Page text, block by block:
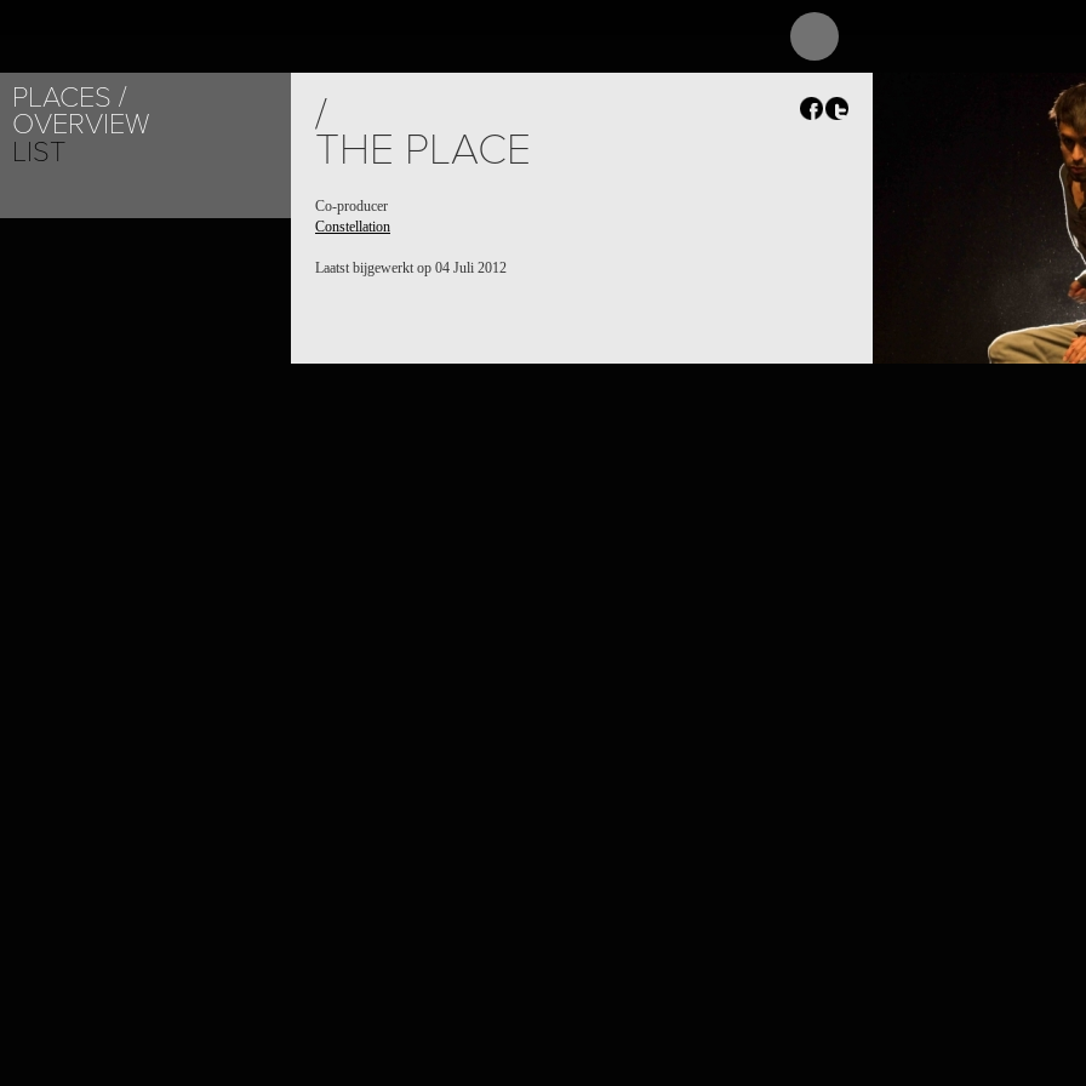
PLACES
OVERVIEW
LIST
/
THE PLACE
Co-producer
Constellation
Laatst bijgewerkt op 04 Juli 2012